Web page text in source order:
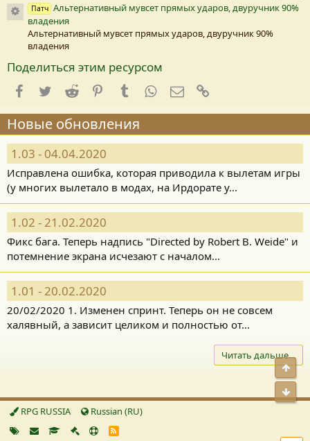
Иконка ресурса
Патч Альтернативный мувсет прямых ударов, двуручник 90%
владения
Альтернативный мувсет прямых ударов, двуручник 90%
владения
Поделиться этим ресурсом
Facebook
TwitterReddit PinterestTumblrWhatsApp
E-mail
Новые обновления
1.03 - 04.04.2020
Исправлена ошибка, которая приводила к вылетам игры
(у многих вылетало в модах, на Ирдорате у...
1.02 - 21.02.2020
Фикс бага. Теперь надпись "Directed by Robert B. Weide" и
потемнение экрана исчезают с началом...
1.01 - 20.02.2020
20/02/2020 1. Изменен спринт. Теперь он не совсем
халявный, а зависит целиком и полностью от...
Читать дальше…
RPG RUSSIA Russian (RU)
R